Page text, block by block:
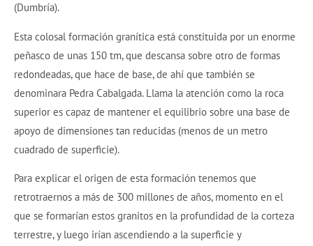
(Dumbría).
Esta colosal formación granítica está constituida por un enorme
peñasco de unas 150 tm, que descansa sobre otro de formas
redondeadas, que hace de base, de ahí que también se
denominara Pedra Cabalgada. Llama la atención como la roca
superior es capaz de mantener el equilibrio sobre una base de
apoyo de dimensiones tan reducidas (menos de un metro
cuadrado de superficie).
Para explicar el origen de esta formación tenemos que
retrotraernos a más de 300 millones de años, momento en el
que se formarían estos granitos en la profundidad de la corteza
terrestre, y luego irían ascendiendo a la superficie y